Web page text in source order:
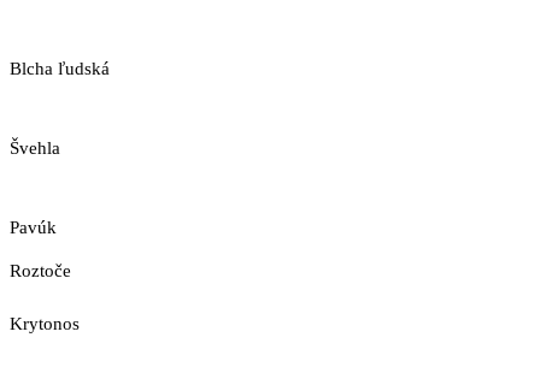
Blcha ľudská
Švehla
Pavúk
Roztoče
Krytonos